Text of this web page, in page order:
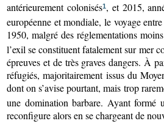
antérieurement colonisés1, et 2015,
européenne et mondiale, le voyage
1950, malgré des réglementations
l’exil se constituent fatalement sur mer
épreuves et de très graves dangers. À
réfugiés, majoritairement issus du
dont on s’avise pourtant, mais trop
une domination barbare. Ayant formé
reconfigure alors en se chargeant de